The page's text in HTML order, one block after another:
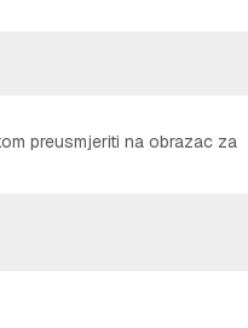
preusmjeriti na obrazac za